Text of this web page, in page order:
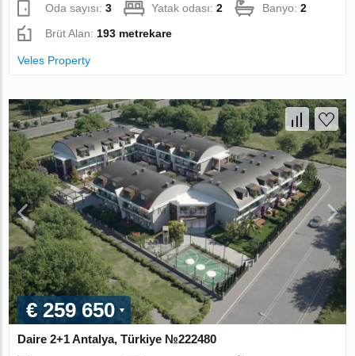
Oda sayısı:3 Yatak odası:2 Banyo:2
Brüt Alan: 193 metrekare
Veles Property
€ 259 650
Daire 2+1 Antalya, Türkiye №222480